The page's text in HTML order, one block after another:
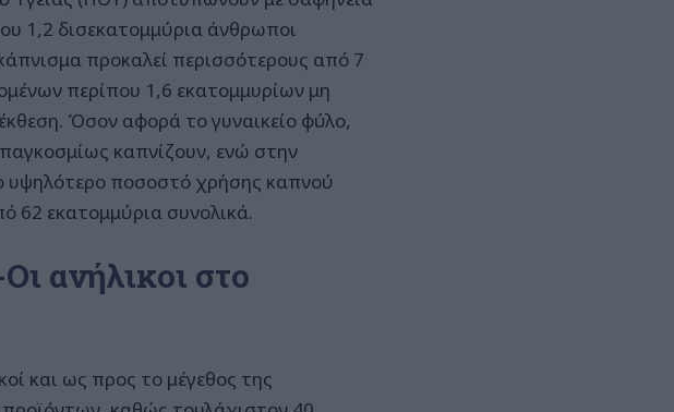
1,2 δισεκατομμύρια άνθρωποι
προκαλεί περισσότερους από 7
περίπου 1,6 εκατομμυρίων μη
Όσον αφορά το γυναικείο φύλο,
καπνίζουν, ενώ στην
υψηλότερο ποσοστό χρήσης καπνού
62 εκατομμύρια συνολικά.
ανήλικοι στο
και ως προς το μέγεθος της